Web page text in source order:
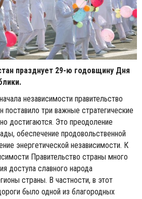
празднует 29-ю годовщину Дня
независимости правительство
поставило три важные стратегические
достигаются. Это преодоление
обеспечение продовольственной
энергетической независимости. К
Правительство страны много
доступа славного народа
страны. В частности, в этот
было одной из благородных